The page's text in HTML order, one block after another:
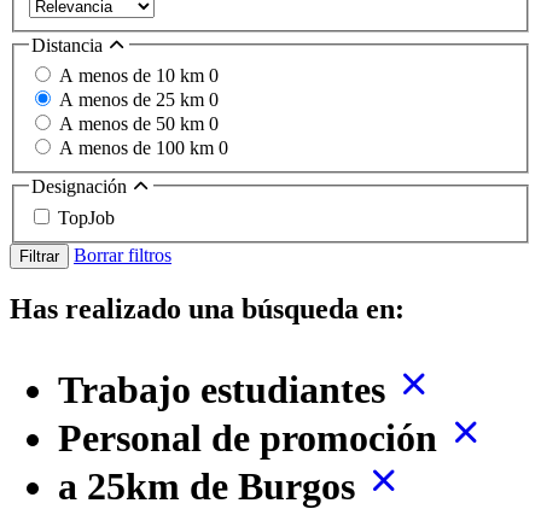
Distancia
A menos de 10 km 0
A menos de 25 km 0
A menos de 50 km 0
A menos de 100 km 0
Designación
TopJob
Filtrar Borrar filtros
Has realizado una búsqueda en:
Trabajo estudiantes
Personal de promoción
a 25km de Burgos